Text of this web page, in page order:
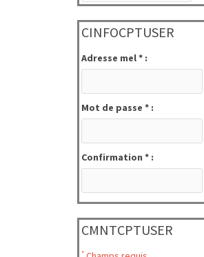
CINFOCPTUSER
Adresse mel * :
Mot de passe * :
Confirmation * :
CMNTCPTUSER
*